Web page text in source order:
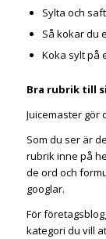
Sylta och
Så kokar du
Koka sylt på
Bra rubrik till
Juicemaster gör
Som du ser är
rubrik inne på
de ord och
googlar.
För
kategori du vill